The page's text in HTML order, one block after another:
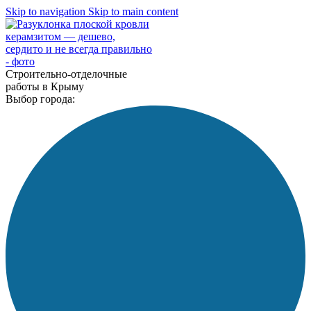
Skip to navigation Skip to main content
Строительно-отделочные
работы в Крыму
Выбор города: